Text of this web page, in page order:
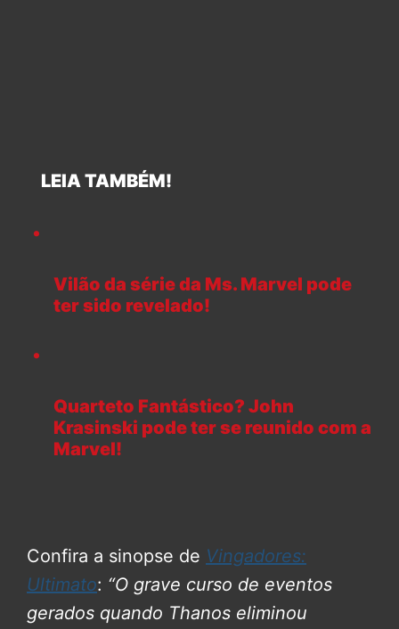
LEIA TAMBÉM!
Vilão da série da Ms. Marvel pode
ter sido revelado!
Quarteto Fantástico? John
Krasinski pode ter se reunido com a
Marvel!
Confira a sinopse de Vingadores:
Ultimato: “O grave curso de eventos
gerados quando Thanos eliminou